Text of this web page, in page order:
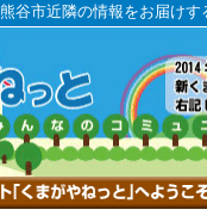
谷市近隣の情報をお届け